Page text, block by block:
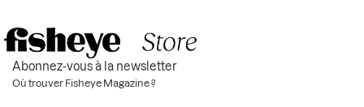
Abonnez-vous à la newsletter
Où trouver Fisheye Magazine ?